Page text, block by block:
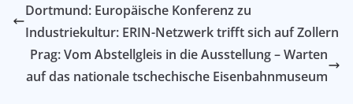
Dortmund: Europäische Konferenz zu
Industriekultur: ERIN-Netzwerk trifft sich auf Zollern
Prag: Vom Abstellgleis in die Ausstellung – Warten
auf das nationale tschechische Eisenbahnmuseum